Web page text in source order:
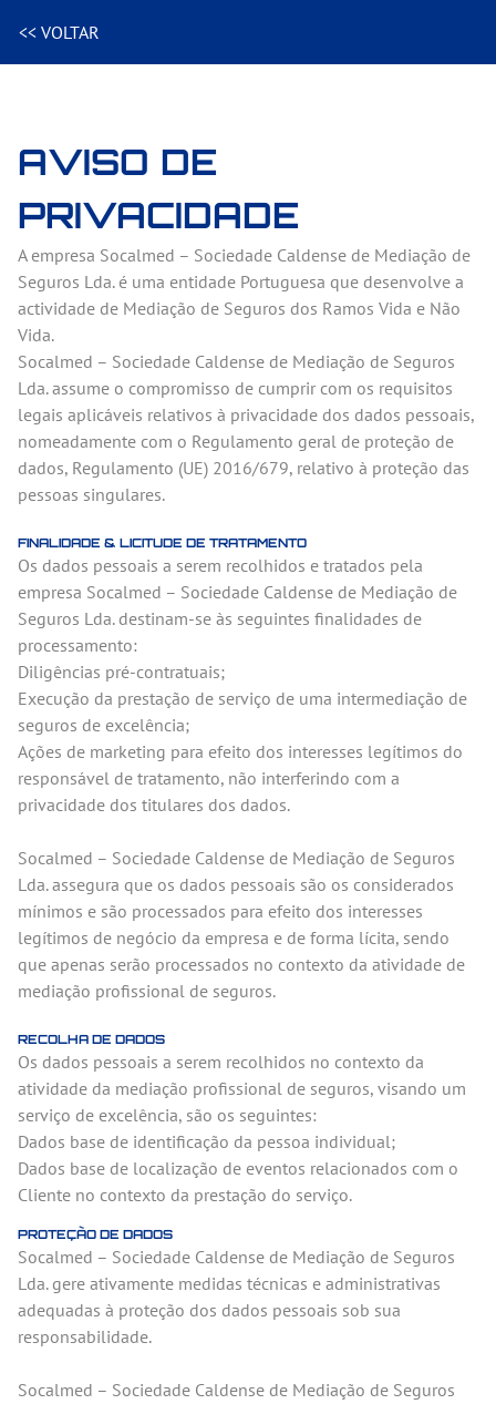
<< VOLTAR
AVISO DE
PRIVACIDADE
A empresa Socalmed – Sociedade Caldense de Mediação de
Seguros Lda. é uma entidade Portuguesa que desenvolve a
actividade de Mediação de Seguros dos Ramos Vida e Não
Vida.
Socalmed – Sociedade Caldense de Mediação de Seguros
Lda. assume o compromisso de cumprir com os requisitos
legais aplicáveis relativos à privacidade dos dados pessoais,
nomeadamente com o Regulamento geral de proteção de
dados, Regulamento (UE) 2016/679, relativo à proteção das
pessoas singulares.
FINALIDADE & LICITUDE DE TRATAMENTO
Os dados pessoais a serem recolhidos e tratados pela
empresa Socalmed – Sociedade Caldense de Mediação de
Seguros Lda. destinam-se às seguintes finalidades de
processamento:
Diligências pré-contratuais;
Execução da prestação de serviço de uma intermediação de
seguros de excelência;
Ações de marketing para efeito dos interesses legítimos do
responsável de tratamento, não interferindo com a
privacidade dos titulares dos dados.
Socalmed – Sociedade Caldense de Mediação de Seguros
Lda. assegura que os dados pessoais são os considerados
mínimos e são processados para efeito dos interesses
legítimos de negócio da empresa e de forma lícita, sendo
que apenas serão processados no contexto da atividade de
mediação profissional de seguros.
RECOLHA DE DADOS
Os dados pessoais a serem recolhidos no contexto da
atividade da mediação profissional de seguros, visando um
serviço de excelência, são os seguintes:
Dados base de identificação da pessoa individual;
Dados base de localização de eventos relacionados com o
Cliente no contexto da prestação do serviço.
PROTEÇÃO DE DADOS
Socalmed – Sociedade Caldense de Mediação de Seguros
Lda. gere ativamente medidas técnicas e administrativas
adequadas à proteção dos dados pessoais sob sua
responsabilidade.
Socalmed – Sociedade Caldense de Mediação de Seguros